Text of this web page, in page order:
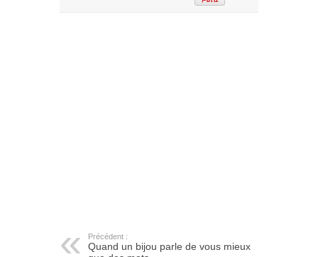
Précédent :
Quand un bijou parle de vous mieux